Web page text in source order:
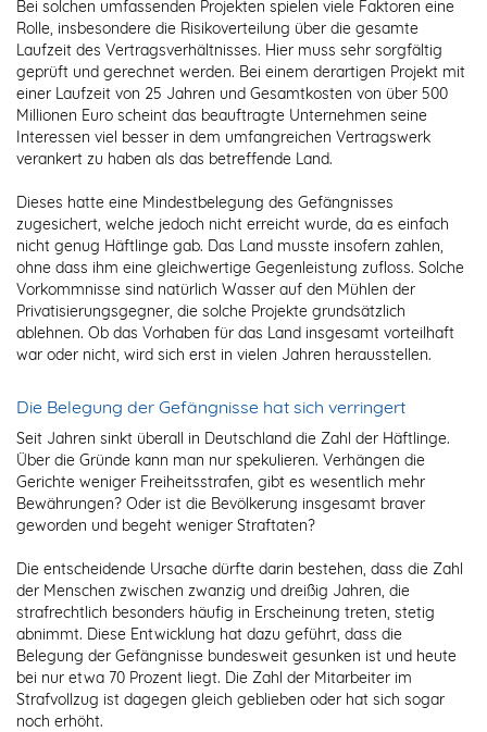
Bei solchen umfassenden Projekten spielen viele Faktoren eine
Rolle, insbesondere die Risikoverteilung über die gesamte
Laufzeit des Vertragsverhältnisses. Hier muss sehr sorgfältig
geprüft und gerechnet werden. Bei einem derartigen Projekt mit
einer Laufzeit von 25 Jahren und Gesamtkosten von über 500
Millionen Euro scheint das beauftragte Unternehmen seine
Interessen viel besser in dem umfangreichen Vertragswerk
verankert zu haben als das betreffende Land.
Dieses hatte eine Mindestbelegung des Gefängnisses
zugesichert, welche jedoch nicht erreicht wurde, da es einfach
nicht genug Häftlinge gab. Das Land musste insofern zahlen,
ohne dass ihm eine gleichwertige Gegenleistung zufloss. Solche
Vorkommnisse sind natürlich Wasser auf den Mühlen der
Privatisierungsgegner, die solche Projekte grundsätzlich
ablehnen. Ob das Vorhaben für das Land insgesamt vorteilhaft
war oder nicht, wird sich erst in vielen Jahren herausstellen.
Die Belegung der Gefängnisse hat sich verringert
Seit Jahren sinkt überall in Deutschland die Zahl der Häftlinge.
Über die Gründe kann man nur spekulieren. Verhängen die
Gerichte weniger Freiheitsstrafen, gibt es wesentlich mehr
Bewährungen? Oder ist die Bevölkerung insgesamt braver
geworden und begeht weniger Straftaten?
Die entscheidende Ursache dürfte darin bestehen, dass die Zahl
der Menschen zwischen zwanzig und dreißig Jahren, die
strafrechtlich besonders häufig in Erscheinung treten, stetig
abnimmt. Diese Entwicklung hat dazu geführt, dass die
Belegung der Gefängnisse bundesweit gesunken ist und heute
bei nur etwa 70 Prozent liegt. Die Zahl der Mitarbeiter im
Strafvollzug ist dagegen gleich geblieben oder hat sich sogar
noch erhöht.